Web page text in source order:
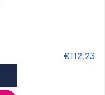
€112,23